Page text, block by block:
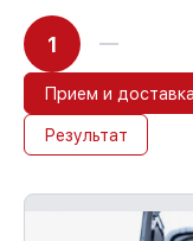
1
Прием и доставка
Результат